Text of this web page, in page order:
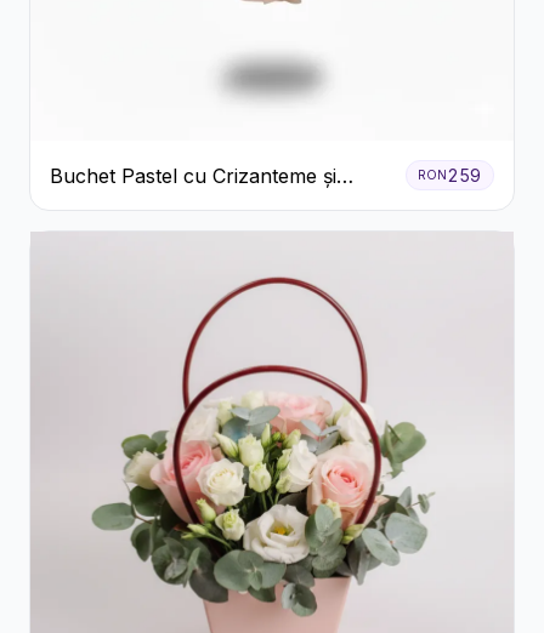
Buchet Pastel cu Crizanteme și
Garoafe
RON 259